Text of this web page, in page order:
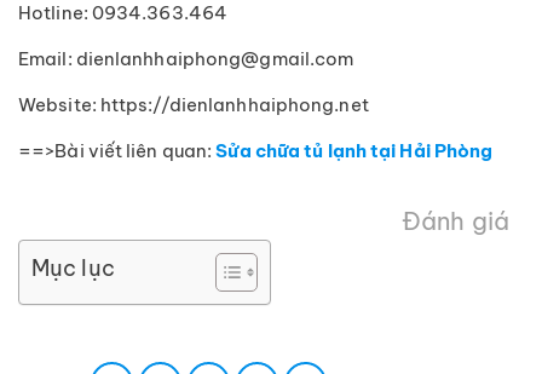
Hotline: 0934.363.464
Email: dienlanhhaiphong@gmail.com
Website: https://dienlanhhaiphong.net
==>Bài viết liên quan:Sửa chữa tủ lạnh tại Hải Phòng
Đánh giá
Mục lục